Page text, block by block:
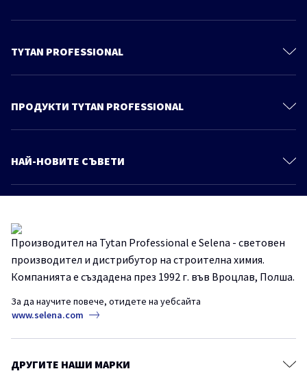
TYTAN PROFESSIONAL
Контакти
Знания и съвети
ПРОДУКТИ TYTAN PROFESSIONAL
Полиуретанови Лепила
Монтажни Лепила
Хидроизолации
Химически Анкери
Лепила за Плочки и Естествени Камъни
НАЙ-НОВИТЕ СЪВЕТИ
Още статии
използване на монтажна пяна през късната есен и зимата
TYTANProfessional монтажнапяна
Как лесно и надеждно да монтираме декоративни панели на
FIX2TurboGT TYTANProfessional
отговаря.
Производител на Tytan Professional е Selena - световен
производител и дистрибутор на строителна химия.
Компанията е създадена през 1992 г. във Вроцлав, Полша.
За да научите повече, отидете на уебсайта
www.selena.com
ДРУГИТЕ НАШИ МАРКИ